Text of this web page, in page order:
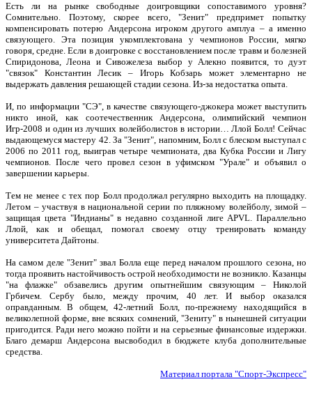
Есть ли на рынке свободные доигровщики сопоставимого уровня?
Сомнительно. Поэтому, скорее всего, "Зенит" предпримет попытку
компенсировать потерю Андерсона игроком другого амплуа – а именно
связующего. Эта позиция укомплектована у чемпионов России, мягко
говоря, средне. Если в доигровке с восстановлением после травм и болезней
Спиридонова, Леона и Сивожелеза выбор у Алекно появится, то дуэт
"связок" Константин Лесик – Игорь Кобзарь может элементарно не
выдержать давления решающей стадии сезона. Из-за недостатка опыта.
И, по информации "СЭ", в качестве связующего-джокера может выступить
никто иной, как соотечественник Андерсона, олимпийский чемпион
Игр-2008 и один из лучших волейболистов в истории… Ллой Болл! Сейчас
выдающемуся мастеру 42. За "Зенит", напомним, Болл с блеском выступал с
2006 по 2011 год, выиграв четыре чемпионата, два Кубка России и Лигу
чемпионов. После чего провел сезон в уфимском "Урале" и объявил о
завершении карьеры.
Тем не менее с тех пор Болл продолжал регулярно выходить на площадку.
Летом – участвуя в национальной серии по пляжному волейболу, зимой –
защищая цвета "Индианы" в недавно созданной лиге APVL. Параллельно
Ллой, как и обещал, помогал своему отцу тренировать команду
университета Дайтоны.
На самом деле "Зенит" звал Болла еще перед началом прошлого сезона, но
тогда проявить настойчивость острой необходимости не возникло. Казанцы
"на флажке" обзавелись другим опытнейшим связующим – Николой
Грбичем. Сербу было, между прочим, 40 лет. И выбор оказался
оправданным. В общем, 42-летний Болл, по-прежнему находящийся в
великолепной форме, вне всяких сомнений, "Зениту" в нынешней ситуации
пригодится. Ради него можно пойти и на серьезные финансовые издержки.
Благо демарш Андерсона высвободил в бюджете клуба дополнительные
средства.
Материал портала "Спорт-Экспресс"